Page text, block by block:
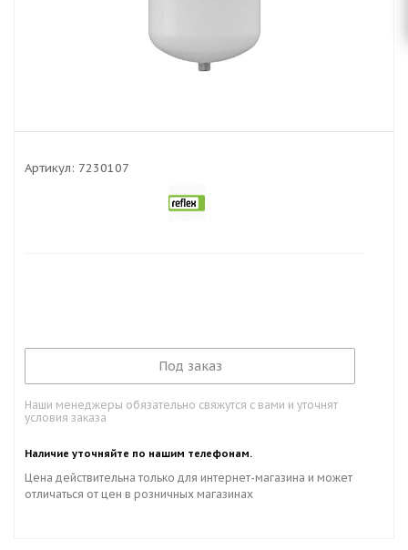
Артикул: 7230107
Под заказ
Наши менеджеры обязательно свяжутся с вами и уточнят
условия заказа
Наличие уточняйте по нашим телефонам.
Цена действительна только для интернет-магазина и может
отличаться от цен в розничных магазинах